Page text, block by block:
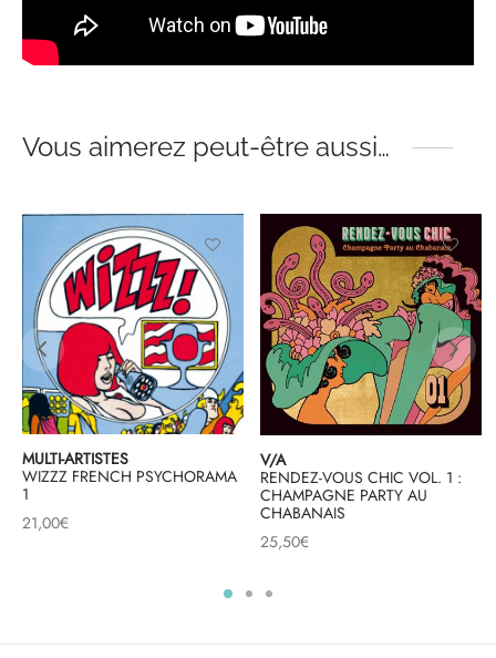
Vous aimerez peut-être aussi…
MULTI-ARTISTES
WIZZZ FRENCH PSYCHORAMA
1
21,00€
V/A
RENDEZ-VOUS CHIC VOL. 1 :
CHAMPAGNE PARTY AU
CHABANAIS
25,50€